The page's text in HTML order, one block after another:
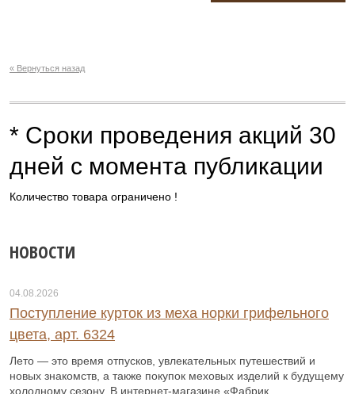
« Вернуться назад
* Сроки проведения акций 30
дней с момента публикации
Количество товара ограничено !
НОВОСТИ
04.08.2026
Поступление курток из меха норки грифельного
цвета, арт. 6324
Лето — это время отпусков, увлекательных путешествий и
новых знакомств, а также покупок меховых изделий к будущему
холодному сезону. В интернет-магазине «Фабрик...